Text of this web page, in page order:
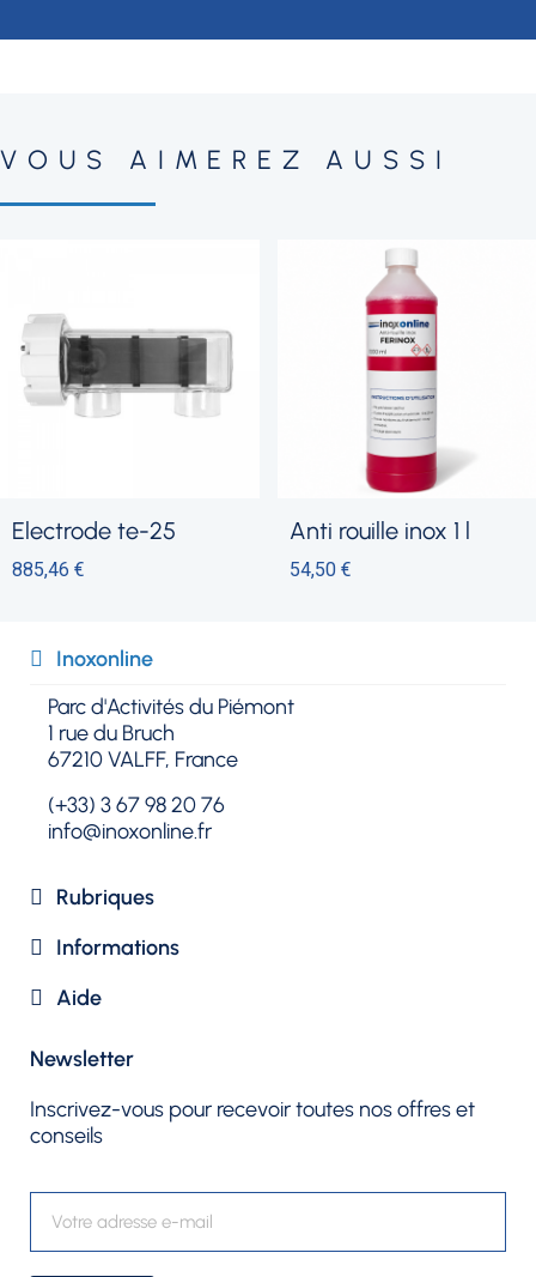
VOUS AIMEREZ AUSSI
anti rouille inox 1 l traversée de paroi inox pour
Inoxonline​
Parc d'Activités du Piémont
1 rue du Bruch
67210 VALFF, France
(+33) 3 67 98 20 76
info@inoxonline.fr
Rubriques​
Informations
Aide
Newsletter​
Inscrivez-vous pour recevoir toutes nos offres et
conseils